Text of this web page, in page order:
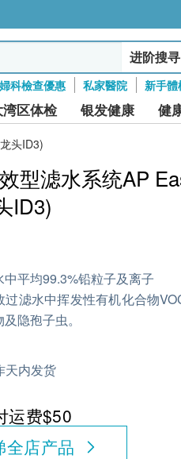
进阶搜寻
婦科檢查優惠 私家醫院 新手體
湾区体检 银发健康 健
头ID3)
型滤水系统AP
ID3)
中平均99.3%铅粒子及离子
过滤水中挥发性有机化合物
隐孢子虫。
天内发货
运费$50
全店产品